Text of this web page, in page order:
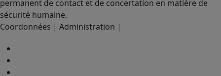
permanent de contact et de concertation en matière de
sécurité humaine.
Coordonnées | Administration |